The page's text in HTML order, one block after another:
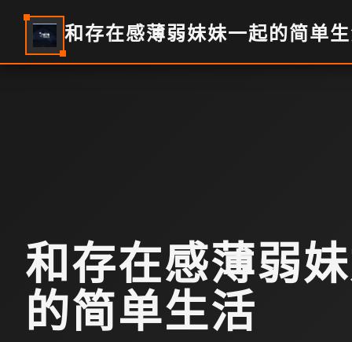
和存在感薄弱妹妹一起的简单
和存在感薄弱
的简单生活